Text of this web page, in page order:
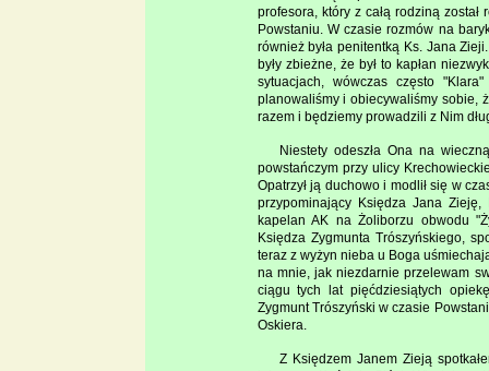
profesora, który z całą rodziną
Powstaniu. W czasie rozmów na
również była penitentką Ks. Jana
były zbieżne, że był to kapłan
sytuacjach, wówczas często
planowaliśmy i obiecywaliśmy sobie,
razem i będziemy prowadzili z Nim
Niestety odeszła Ona na
powstańczym przy ulicy
Opatrzył ją duchowo i modlił się w
przypominający Księdza Jana
kapelan AK na Żoliborzu obwodu
Księdza Zygmunta Trószyńskiego,
teraz z wyżyn nieba u Boga
na mnie, jak niezdarnie przelewam
ciągu tych lat pięćdziesiątych
Zygmunt Trószyński w czasie
Oskiera.
Z Księdzem Janem Zieją